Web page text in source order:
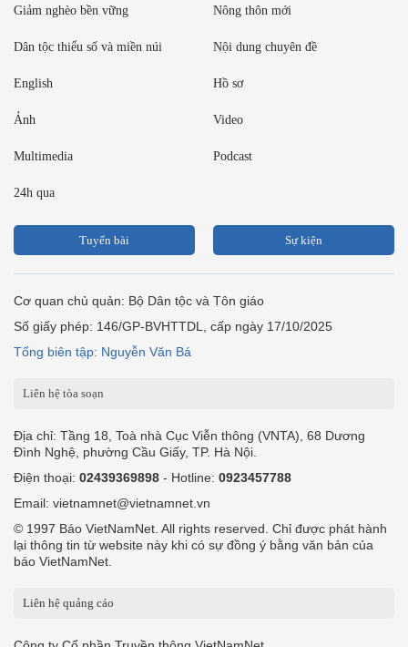
Giảm nghèo bền vững Nông thôn mới
Dân tộc thiểu số và miền núi Nội dung chuyên đề
English Hồ sơ
Ảnh Video
Multimedia Podcast
24h qua
Tuyến bài Sự kiện
Cơ quan chủ quản: Bộ Dân tộc và Tôn giáo
Số giấy phép: 146/GP-BVHTTDL, cấp ngày 17/10/2025
Tổng biên tập: Nguyễn Văn Bá
Liên hệ tòa soạn
Địa chỉ: Tầng 18, Toà nhà Cục Viễn thông (VNTA), 68 Dương
Đình Nghệ, phường Cầu Giấy, TP. Hà Nội.
Điện thoại: 02439369898 - Hotline: 0923457788
Email: vietnamnet@vietnamnet.vn
© 1997 Báo VietNamNet. All rights reserved. Chỉ được phát hành
lại thông tin từ website này khi có sự đồng ý bằng văn bản của
báo VietNamNet.
Liên hệ quảng cáo